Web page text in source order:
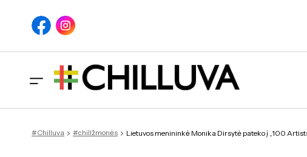
Lietuvos menininkė
#Chilluva #chillžmonės Lietuvos menininkė Monika Dirsytė pateko į „100